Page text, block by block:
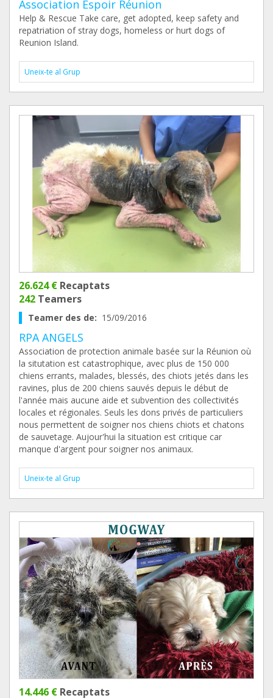
Association Espoir Réunion
Help & Rescue Take care, get adopted, keep safety and
repatriation of stray dogs, homeless or hurt dogs of
Reunion Island.
Uneix-te al Grup
26.624 € Recaptats
242 Teamers
Teamer des de: 15/09/2016
RPA ANGELS
Association de protection animale basée sur la Réunion où
la situtation est catastrophique, avec plus de 150 000
chiens errants, malades, blessés, des chiots jetés dans les
ravines, plus de 200 chiens sauvés depuis le début de
l'année mais aucune aide et subvention des collectivités
locales et régionales. Seuls les dons privés de particuliers
nous permettent de soigner nos chiens chiots et chatons
de sauvetage. Aujour'hui la situation est critique car
manque d'argent pour soigner nos animaux.
Uneix-te al Grup
14.446 € Recaptats